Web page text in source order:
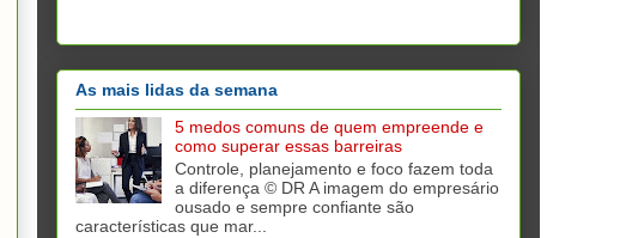
As mais lidas da semana
5 medos comuns de quem empreende e
como superar essas barreiras
Controle, planejamento e foco fazem toda
a diferença © DR A imagem do empresário
ousado e sempre confiante são
características que mar...